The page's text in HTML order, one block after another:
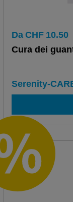
Da CHF 10.50
Cura dei
Serenity-